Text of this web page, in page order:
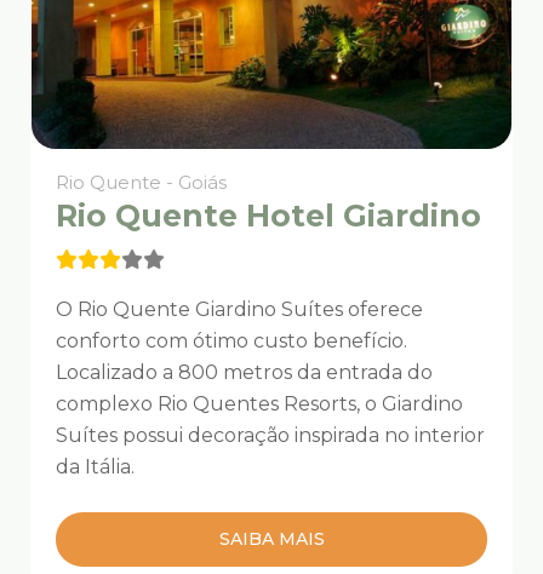
Rio Quente - Goiás
Rio Quente Hotel Giardino
O Rio Quente Giardino Suítes oferece
conforto com ótimo custo benefício.
Localizado a 800 metros da entrada do
complexo Rio Quentes Resorts, o Giardino
Suítes possui decoração inspirada no interior
da Itália.
SAIBA MAIS